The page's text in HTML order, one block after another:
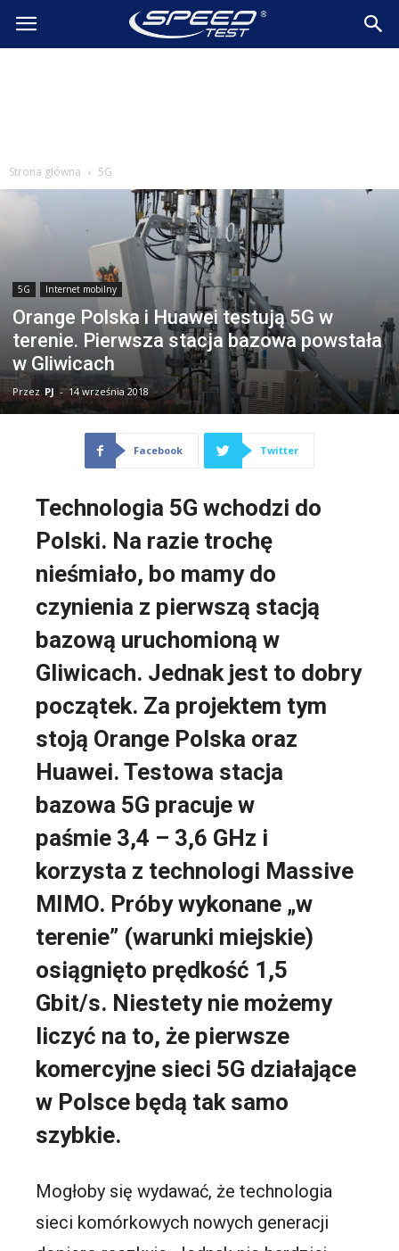
SpeedTest.pl
Strona główna 5G
5G Internet mobilny
Orange Polska i Huawei testują 5G w
terenie. Pierwsza stacja bazowa powstała
w Gliwicach
Przez PJ - 14 września 2018
Facebook Twitter
Technologia 5G wchodzi do
Polski. Na razie trochę
nieśmiało, bo mamy do
czynienia z pierwszą stacją
bazową uruchomioną w
Gliwicach. Jednak jest to dobry
początek. Za projektem tym
stoją Orange Polska oraz
Huawei. Testowa stacja
bazowa 5G pracuje w
paśmie 3,4 – 3,6 GHz i
korzysta z technologi Massive
MIMO. Próby wykonane „w
terenie” (warunki miejskie)
osiągnięto prędkość 1,5
Gbit/s. Niestety nie możemy
liczyć na to, że pierwsze
komercyjne sieci 5G działające
w Polsce będą tak samo
szybkie.
Mogłoby się wydawać, że technologia
sieci komórkowych nowych generacji